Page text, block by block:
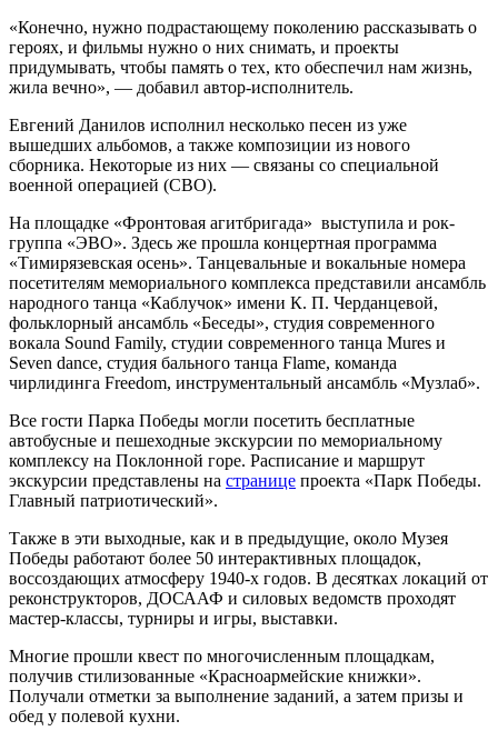
«Конечно, нужно подрастающему поколению рассказывать о
героях, и фильмы нужно о них снимать, и проекты
придумывать, чтобы память о тех, кто обеспечил нам жизнь,
жила вечно», — добавил автор-исполнитель.
Евгений Данилов исполнил несколько песен из уже
вышедших альбомов, а также композиции из нового
сборника. Некоторые из них — связаны со специальной
военной операцией (СВО).
На площадке «Фронтовая агитбригада» выступила и рок-
группа «ЭВО». Здесь же прошла концертная программа
«Тимирязевская осень». Танцевальные и вокальные номера
посетителям мемориального комплекса представили ансамбль
народного танца «Каблучок» имени К. П. Черданцевой,
фольклорный ансамбль «Беседы», студия современного
вокала Sound Family, студии современного танца Mures и
Seven dance, студия бального танца Flame, команда
чирлидинга Freedom, инструментальный ансамбль «Музлаб».
Все гости Парка Победы могли посетить бесплатные
автобусные и пешеходные экскурсии по мемориальному
комплексу на Поклонной горе. Расписание и маршрут
экскурсии представлены на странице проекта «Парк Победы.
Главный патриотический».
Также в эти выходные, как и в предыдущие, около Музея
Победы работают более 50 интерактивных площадок,
воссоздающих атмосферу 1940-х годов. В десятках локаций от
реконструкторов, ДОСААФ и силовых ведомств проходят
мастер-классы, турниры и игры, выставки.
Многие прошли квест по многочисленным площадкам,
получив стилизованные «Красноармейские книжки».
Получали отметки за выполнение заданий, а затем призы и
обед у полевой кухни.